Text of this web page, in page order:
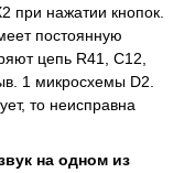
при нажатии кнопок.
постоянную
цепь R41, C12,
1 микросхемы D2.
то неисправна
на одном из